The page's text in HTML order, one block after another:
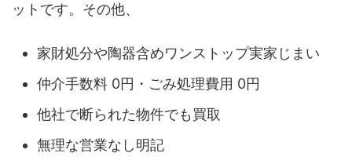
ットです。その他、
家財処分や陶器含めワンストップ実家じまい
仲介手数料 0円・ごみ処理費用 0円
他社で断られた物件でも買取
無理な営業なし明記